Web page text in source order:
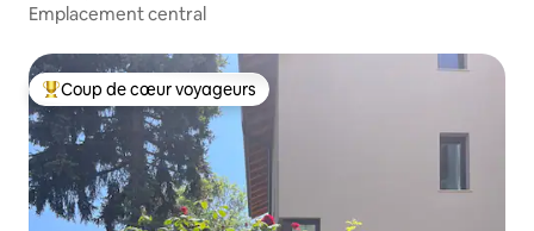
Emplacement central
Coups de cœur voyageurs les plus appréciés
Coup de cœur voyageurs